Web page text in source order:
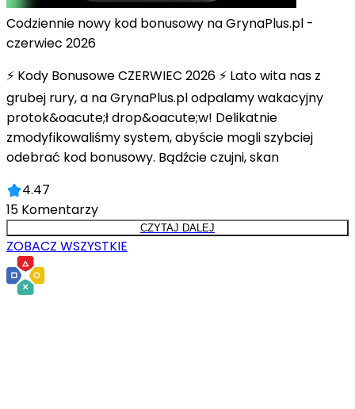
Codziennie nowy kod bonusowy na GrynaPlus.pl -
czerwiec 2026
⚡ Kody Bonusowe CZERWIEC 2026 ⚡ Lato wita nas z
grubej rury, a na GrynaPlus.pl odpalamy wakacyjny
protok&oacute;ł drop&oacute;w! Delikatnie
zmodyfikowaliśmy system, abyście mogli szybciej
odebrać kod bonusowy. Bądźcie czujni, skan
4.47
15 Komentarzy
CZYTAJ DALEJ
ZOBACZ WSZYSTKIE